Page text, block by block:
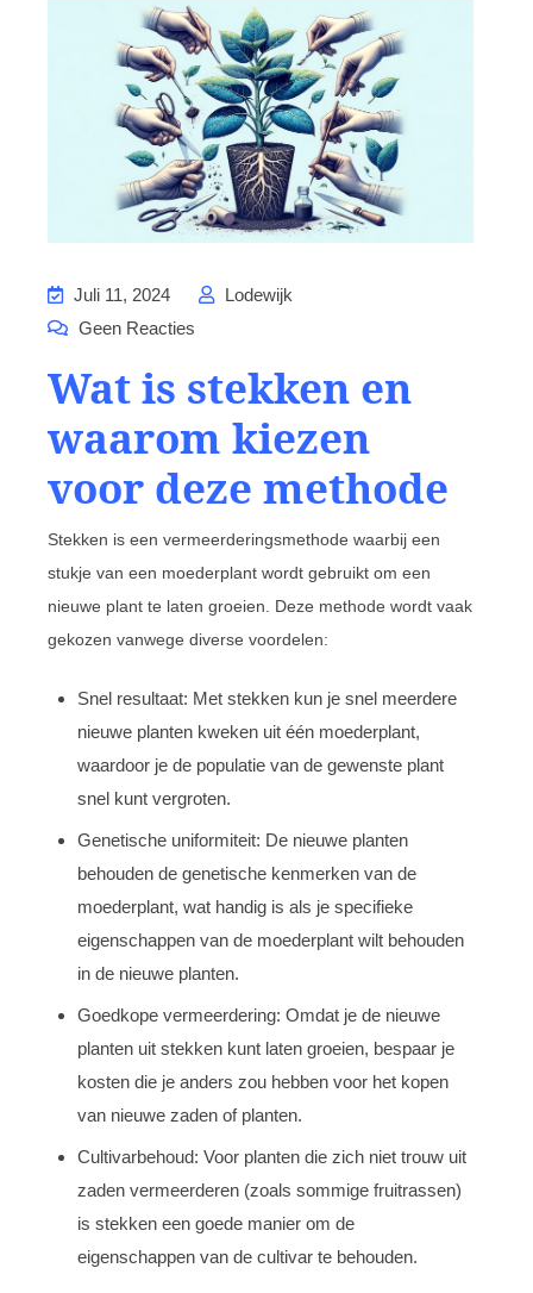
Juli 11, 2024
Lodewijk
Geen Reacties
Wat is stekken en
waarom kiezen
voor deze methode
Stekken is een vermeerderingsmethode waarbij een
stukje van een moederplant wordt gebruikt om een
nieuwe plant te laten groeien. Deze methode wordt vaak
gekozen vanwege diverse voordelen:
Snel resultaat: Met stekken kun je snel meerdere
nieuwe planten kweken uit één moederplant,
waardoor je de populatie van de gewenste plant
snel kunt vergroten.
Genetische uniformiteit: De nieuwe planten
behouden de genetische kenmerken van de
moederplant, wat handig is als je specifieke
eigenschappen van de moederplant wilt behouden
in de nieuwe planten.
Goedkope vermeerdering: Omdat je de nieuwe
planten uit stekken kunt laten groeien, bespaar je
kosten die je anders zou hebben voor het kopen
van nieuwe zaden of planten.
Cultivarbehoud: Voor planten die zich niet trouw uit
zaden vermeerderen (zoals sommige fruitrassen)
is stekken een goede manier om de
eigenschappen van de cultivar te behouden.